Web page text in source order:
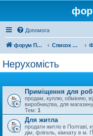
Допомога
форум Полтави Список форумів
Нерухомість
Приміщення для
продам, куплю, обміняю,
виробництва, для магазину.
Тем: 1
Для житла
продати житло в Полтаві,
дім, флігель, кімнату в м.